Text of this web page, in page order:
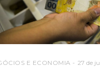
E ECONOMIA 27 de